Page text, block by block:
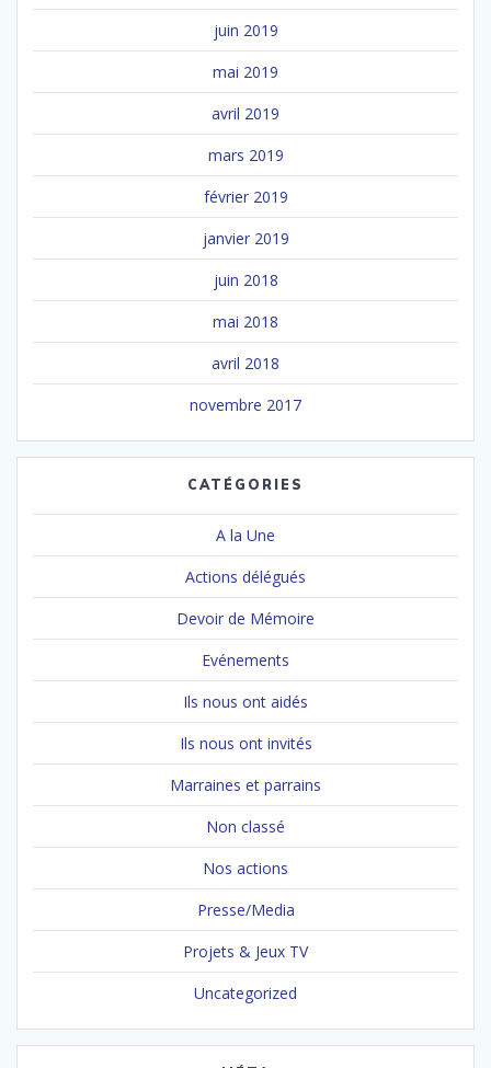
juin 2019
mai 2019
avril 2019
mars 2019
février 2019
janvier 2019
juin 2018
mai 2018
avril 2018
novembre 2017
CATÉGORIES
A la Une
Actions délégués
Devoir de Mémoire
Evénements
Ils nous ont aidés
Ils nous ont invités
Marraines et parrains
Non classé
Nos actions
Presse/Media
Projets & Jeux TV
Uncategorized